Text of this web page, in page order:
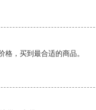
，买到最合适的商品。